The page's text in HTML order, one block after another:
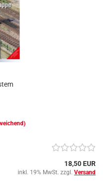
18,50 EUR
inkl. 19% MwSt. zzgl. Versand